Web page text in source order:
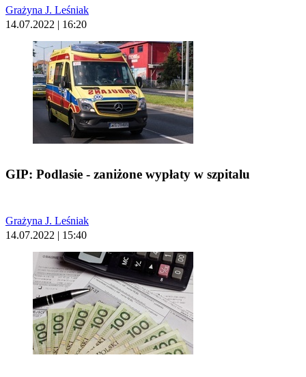
Grażyna J. Leśniak
14.07.2022 | 16:20
GIP: Podlasie - zaniżone wypłaty w szpitalu
Grażyna J. Leśniak
14.07.2022 | 15:40